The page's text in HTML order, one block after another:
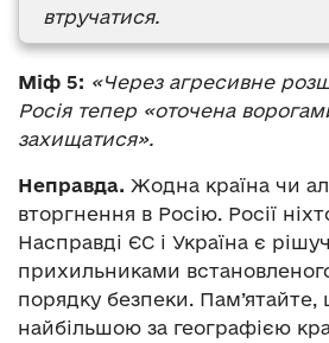
втручатися.
Міф 5: «Через агресивне
Росія тепер «оточена
захищатися».
Неправда. Жодна країна чи
вторгнення в Росію. Росії
Насправді ЄС і Україна є
прихильниками
порядку безпеки. Пам’ятайте,
найбільшою за географією